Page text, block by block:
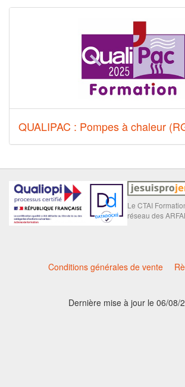
QUALIPAC : Pompes à chaleur
Le CTAI
réseau des
Conditions générales de vente
Dernière mise à jour le 06/08/